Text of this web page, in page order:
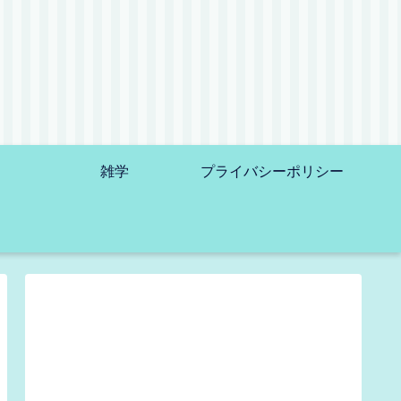
雑学 プライバシーポリシー